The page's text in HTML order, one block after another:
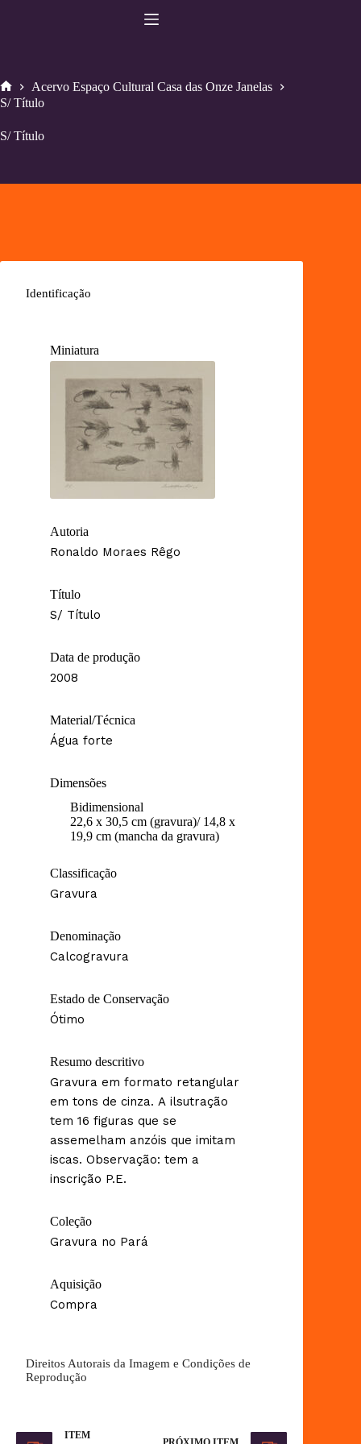
Home
Acervo Espaço Cultural Casa das Onze Janelas
S/ Título
S/ Título
Identificação
Miniatura
Autoria
Ronaldo Moraes Rêgo
Título
S/ Título
Data de produção
2008
Material/Técnica
Água forte
Dimensões
Bidimensional
22,6 x 30,5 cm (gravura)/ 14,8 x
19,9 cm (mancha da gravura)
Classificação
Gravura
Denominação
Calcogravura
Estado de Conservação
Ótimo
Resumo descritivo
Gravura em formato retangular
em tons de cinza. A ilsutração
tem 16 figuras que se
assemelham anzóis que imitam
iscas. Observação: tem a
inscrição P.E.
Coleção
Gravura no Pará
Aquisição
Compra
Direitos Autorais da Imagem e Condições de
Reprodução
ITEM